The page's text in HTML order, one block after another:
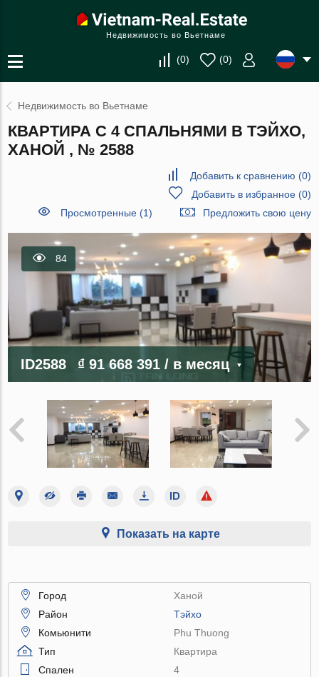
Недвижимость во Вьетнаме
(0) (0)
Недвижимость во Вьетнаме
КВАРТИРА С 4 СПАЛЬНЯМИ В ТЭЙХО,
ХАНОЙ , № 2588
Добавить к сравнению (0)
Добавить в избранное(0)
Просмотренные (1)
Предложить свою цену
84
ID2588 ₫ 91 668 391/ в месяц
Показать на карте
Город
Ханой
Район
Тэйхо
Комьюнити
Phu Thuong
Тип
Квартира
Спален
4